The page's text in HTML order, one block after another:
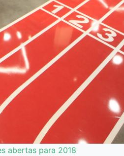
abertas para 2018